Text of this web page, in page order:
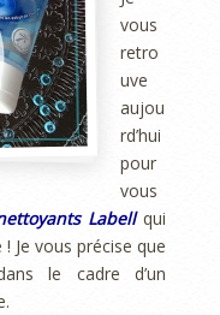
vous
retro
uve
aujou
rd’hui
pour
vous
Labellqui
Je vous précise que
le cadre d’un